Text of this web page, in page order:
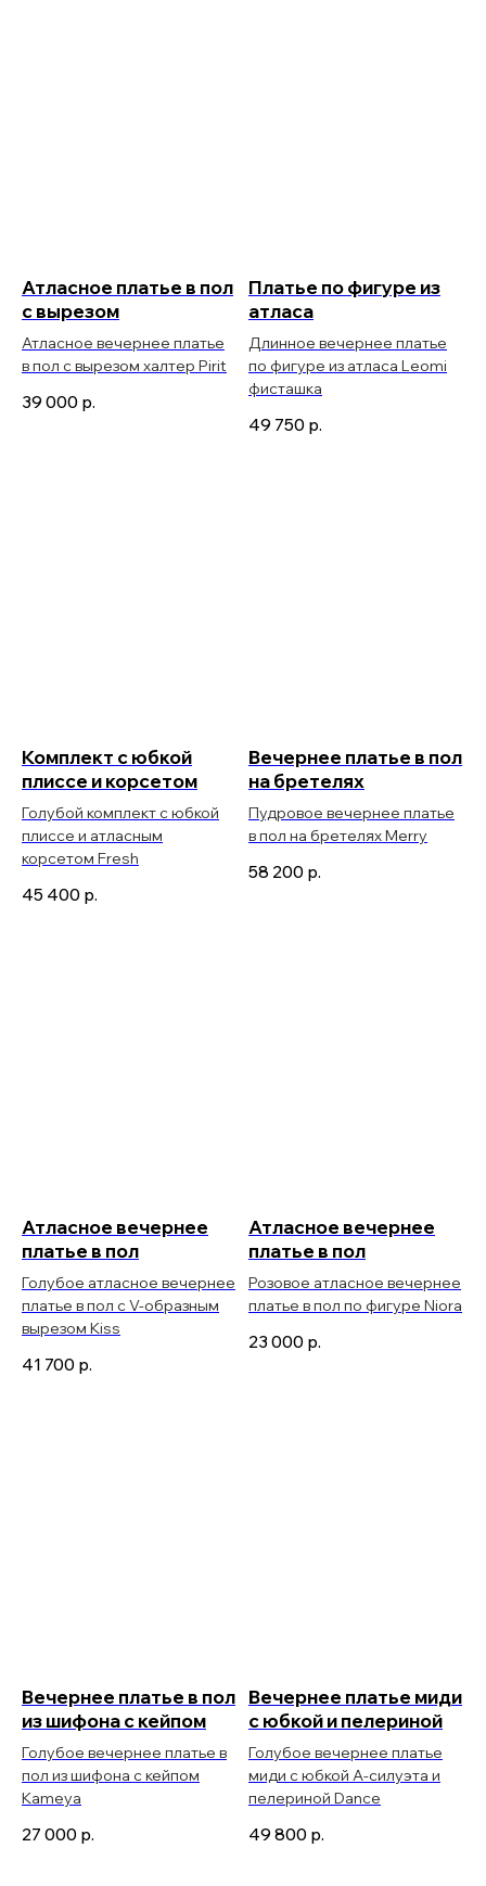
Атласное платье в пол
с вырезом
Атласное вечернее платье
в пол с вырезом халтер Pirit
39 000 р.
Платье по фигуре из
атласа
Длинное вечернее платье
по фигуре из атласа Leomi
фисташка
49 750 р.
Комплект с юбкой
плиссе и корсетом
Голубой комплект с юбкой
плиссе и атласным
корсетом Fresh
45 400 р.
Вечернее платье в пол
на бретелях
Пудровое вечернее платье
в пол на бретелях Merry
58 200 р.
Атласное вечернее
платье в пол
Голубое атласное вечернее
платье в пол с V-образным
вырезом Kiss
41 700 р.
Атласное вечернее
платье в пол
Розовое атласное вечернее
платье в пол по фигуре Niora
23 000 р.
Вечернее платье в пол
из шифона с кейпом
Голубое вечернее платье в
пол из шифона с кейпом
Kameya
27 000 р.
Вечернее платье миди
с юбкой и пелериной
Голубое вечернее платье
миди с юбкой А-силуэта и
пелериной Dance
49 800 р.